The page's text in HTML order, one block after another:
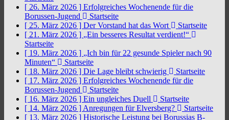
[ 26. März 2026 ] Erfolgreiches Wochenende für die
Borussen-Jugend
Startseite
[ 25. März 2026 ] Der Vorstand hat das Wort
Startseite
[ 21. März 2026 ] „Ein besseres Resultat verdient!“
Startseite
[ 19. März 2026 ] „Ich bin für 22 gesunde Spieler nach 90
Minuten“
Startseite
[ 18. März 2026 ] Die Lage bleibt schwierig
Startseite
[ 17. März 2026 ] Erfolgreiches Wochenende für die
Borussen-Jugend
Startseite
[ 16. März 2026 ] Ein ungleiches Duell
Startseite
[ 14. März 2026 ] Anregungen für Elversberg?
Startseite
[ 13. März 2026 ] Historische Leistung bei Borussias B-